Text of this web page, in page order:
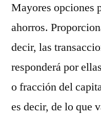
Mayores opciones
ahorros.
decir, las
responderá por
o fracción del
es decir, de lo que